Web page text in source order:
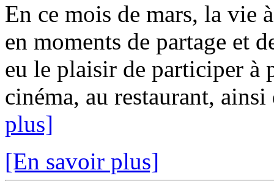
En ce mois de mars, la vie
en moments de partage et
eu le plaisir de participer à
cinéma, au restaurant,
plus]
[En savoir plus]